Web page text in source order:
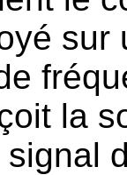
sur
la